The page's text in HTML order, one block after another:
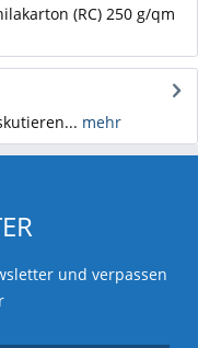
(RC) 250 g/qm
mehr
und verpassen